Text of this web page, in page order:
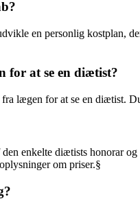
en personlig kostplan,
for at se en diætist?
lægen for at se en diætist.
enkelte diætists honorar
om priser.§